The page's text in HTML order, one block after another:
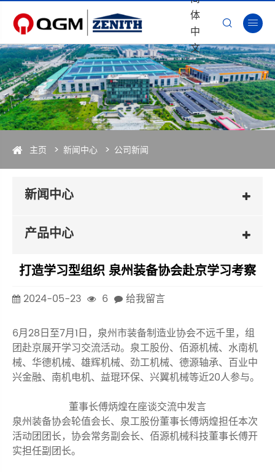
体
中
文
 
主页 新闻中心 公司新闻
新闻中心
产品中心
打造学习型组织 泉州装备协会赴京学习考察
2024-05-23 6 给我留言
6月28日至7月1日，泉州市装备制造业协会不远千里，组
团赴京展开学习交流活动。泉工股份、佰源机械、水南机
械、华德机械、雄辉机械、劲工机械、德源轴承、百业中
兴金融、南机电机、益琨环保、兴翼机械等近20人参与。
董事长傅炳煌在座谈交流中发言
泉州装备协会轮值会长、泉工股份董事长傅炳煌担任本次
活动团团长，协会常务副会长、佰源机械科技董事长傅开
实担任副团长。